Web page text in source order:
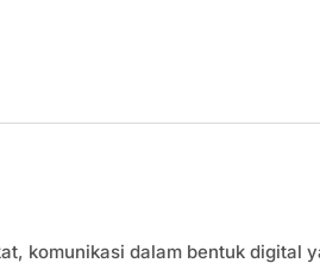
komunikasi dalam bentuk digital